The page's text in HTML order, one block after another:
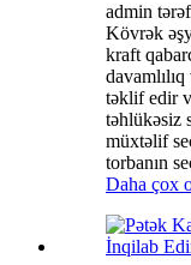
admin
Kövrək
kraft
təklif edir
təhlükəsiz
müxtəlif
torbanın
Daha çox